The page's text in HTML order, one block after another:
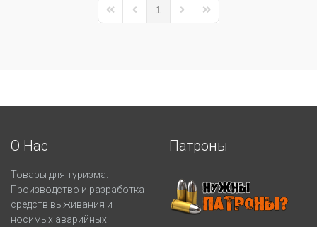
First PagePrevious Page
1
Next PageLast Page
О Нас
Товары для туризма.
Производство и разработка
средств выживания и
носимых аварийных
Патроны